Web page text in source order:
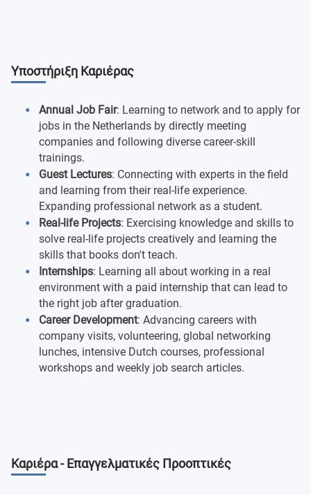
Project)
Υποστήριξη Καριέρας
Annual Job Fair: Learning to network and to apply for
jobs in the Netherlands by directly meeting
companies and following diverse career-skill
trainings.
Guest Lectures: Connecting with experts in the field
and learning from their real-life experience.
Expanding professional network as a student.
Real-life Projects: Exercising knowledge and skills to
solve real-life projects creatively and learning the
skills that books don't teach.
Internships: Learning all about working in a real
environment with a paid internship that can lead to
the right job after graduation.
Career Development: Advancing careers with
company visits, volunteering, global networking
lunches, intensive Dutch courses, professional
workshops and weekly job search articles.
Καριέρα - Επαγγελματικές Προοπτικές